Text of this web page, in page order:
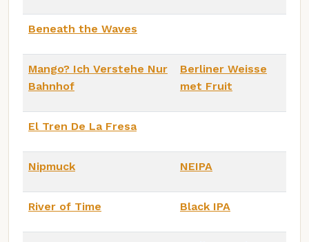
Beneath the Waves
Mango? Ich Verstehe Nur
Bahnhof
Berliner Weisse
met Fruit
El Tren De La Fresa
Nipmuck NEIPA
River of Time Black IPA